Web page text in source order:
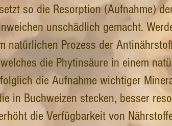
so die Resorption (Aufnahme)
unschädlich gemacht.
natürlichen Prozess der
die Phytinsäure in einem
die Aufnahme wichtiger
in Buchweizen stecken, besser
die Verfügbarkeit von